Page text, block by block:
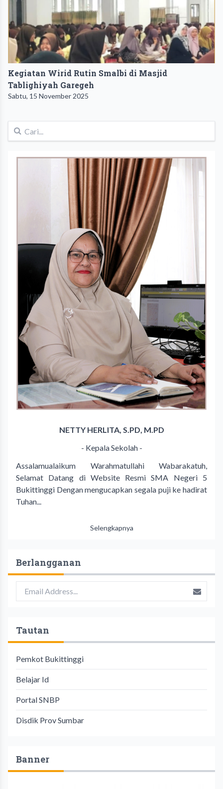
Kegiatan Wirid Rutin Smalbi di Masjid
Tablighiyah Garegeh
Sabtu, 15 November 2025
NETTY HERLITA, S.PD, M.PD
- Kepala Sekolah -
Assalamualaikum Warahmatullahi Wabarakatuh,
Selamat Datang di Website Resmi SMA Negeri 5
Bukittinggi Dengan mengucapkan segala puji ke hadirat
Tuhan...
Selengkapnya
Berlangganan
Tautan
Pemkot Bukittinggi
Belajar Id
Portal SNBP
Disdik Prov Sumbar
Banner